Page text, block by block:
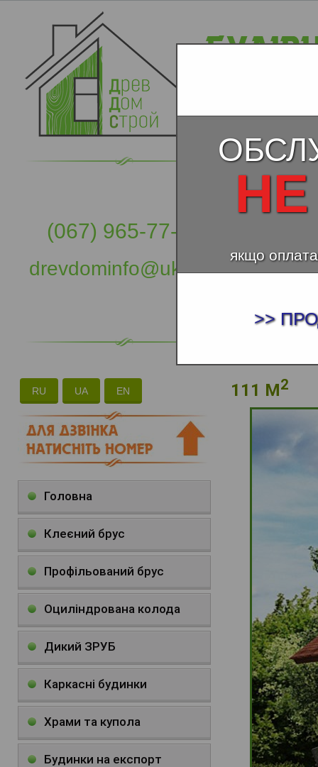
(067) 965-77-57
drevdominfo@ukr.net
RU UA EN
Головна
Клеєний брус
Профільований брус
Оциліндрована колода
Дикий ЗРУБ
Каркасні будинки
Храми та купола
Будинки на експорт
111 М2
якщо
>>